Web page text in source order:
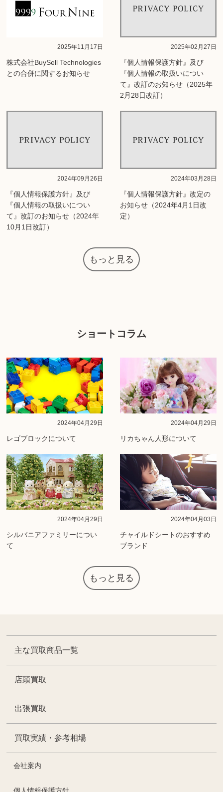
2025年11月17日
株式会社BuySell Technologies
との合併に関するお知らせ
2025年02月27日
『個人情報保護方針』及び
『個人情報の取扱いについ
て』改訂のお知らせ（2025年
2月28日改訂）
2024年09月26日
『個人情報保護方針』及び
『個人情報の取扱いについ
て』改訂のお知らせ（2024年
10月1日改訂）
2024年03月28日
『個人情報保護方針』改定の
お知らせ（2024年4月1日改
定）
もっと見る
ショートコラム
2024年04月29日
レゴブロックについて
2024年04月29日
リカちゃん人形について
2024年04月29日
シルバニアファミリーについ
て
2024年04月03日
チャイルドシートのおすすめ
ブランド
もっと見る
主な買取商品一覧
店頭買取
出張買取
買取実績・参考相場
会社案内